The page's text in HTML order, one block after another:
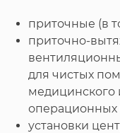
приточные (в
приточно-
для чистых
медицинского
операционных
установки